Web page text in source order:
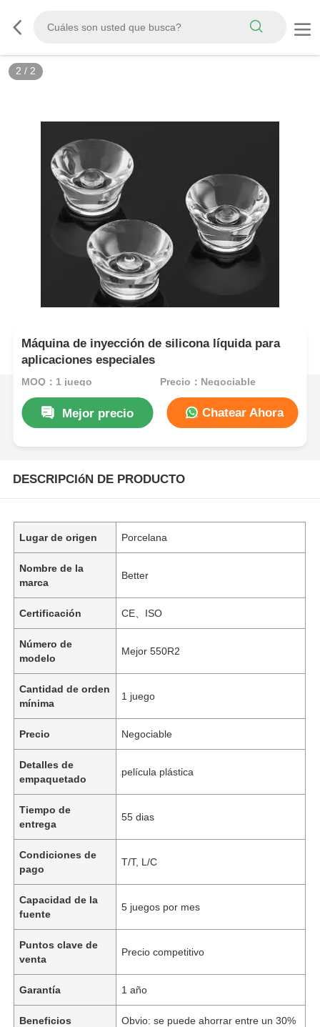
2 / 2
Máquina de inyección de silicona líquida para
aplicaciones especiales
MOQ：1 juego Precio：Negociable
Mejor precio Chatear Ahora
DESCRIPCIóN DE PRODUCTO
Lugar de origen Porcelana
Nombre de la
marca
Better
Certificación CE、ISO
Número de
modelo
Mejor 550R2
Cantidad de orden
mínima
1 juego
Precio Negociable
Detalles de
empaquetado
película plástica
Tiempo de
entrega
55 dias
Condiciones de
pago
T/T, L/C
Capacidad de la
fuente
5 juegos por mes
Puntos clave de
venta
Precio competitivo
Garantía 1 año
Beneficios
Obvio: se puede ahorrar entre un 30%